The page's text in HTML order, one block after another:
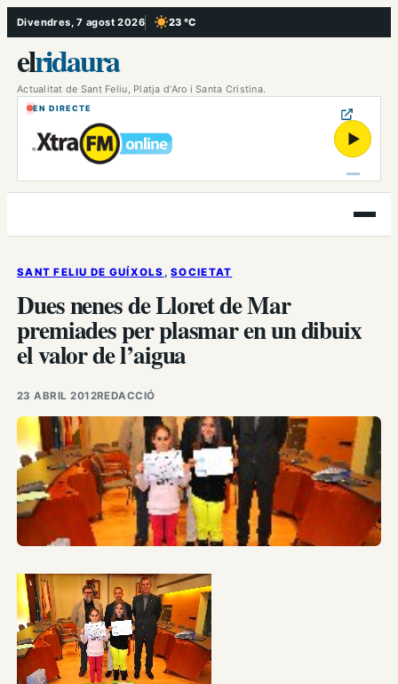
Vés
al
contingut
Divendres, 7 agost 2026 23 °C
, Cel serè
elridaura
Actualitat de Sant Feliu, Platja d’Aro i Santa Cristina.
EN DIRECTE
▶
Obre
el
SANT FELIU DE GUÍXOLS , SOCIETAT
Dues nenes de Lloret de Mar
premiades per plasmar en un dibuix
el valor de l’aigua
23 ABRIL 2012REDACCIÓ